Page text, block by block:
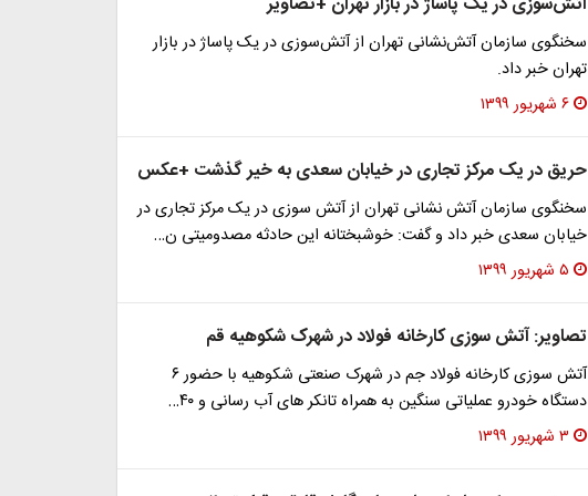
سخنگوی سازمان آتش‌نشانی تهران از آتش‌سوزی در یک پاساژ در بازار
تهران خبر داد.
۶ شهریور ۱۳۹۹
حریق در یک مرکز تجاری در خیابان سعدی به خیر گذشت +عکس
سخنگوی سازمان آتش نشانی تهران از آتش سوزی در یک مرکز تجاری در
خیابان سعدی خبر داد و گفت: خوشبختانه این حادثه مصدومیتی ن…
۵ شهریور ۱۳۹۹
تصاویر: آتش سوزی کارخانه فولاد در شهرک شکوهیه قم
آتش سوزی کارخانه فولاد جم در شهرک صنعتی شکوهیه با حضور ۶
دستگاه خودرو عملیاتی سنگین به همراه تانکر های آب رسانی و ۴۰…
۳ شهریور ۱۳۹۹